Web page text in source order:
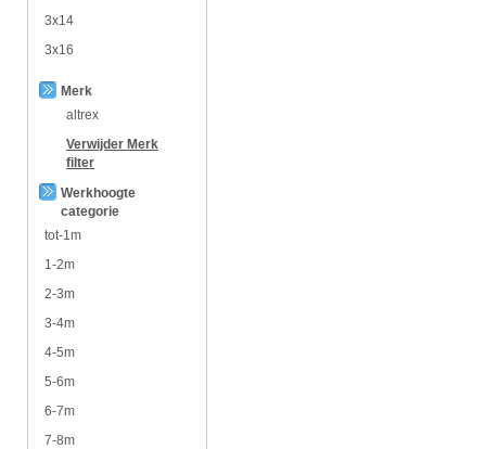
3x14
3x16
Merk
altrex
Verwijder Merk
filter
Werkhoogte
categorie
tot-1m
1-2m
2-3m
3-4m
4-5m
5-6m
6-7m
7-8m